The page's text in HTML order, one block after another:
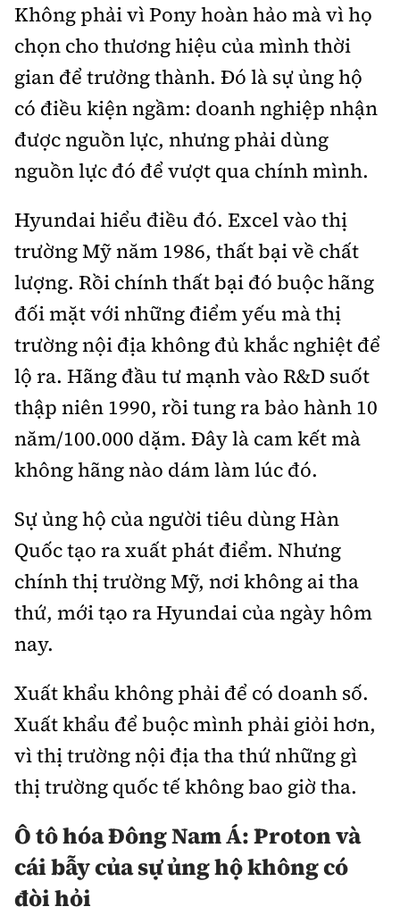
Không phải vì Pony hoàn hảo mà vì họ
chọn cho thương hiệu của mình thời
gian để trưởng thành. Đó là sự ủng hộ
có điều kiện ngầm: doanh nghiệp nhận
được nguồn lực, nhưng phải dùng
nguồn lực đó để vượt qua chính mình.
Hyundai hiểu điều đó. Excel vào thị
trường Mỹ năm 1986, thất bại về chất
lượng. Rồi chính thất bại đó buộc hãng
đối mặt với những điểm yếu mà thị
trường nội địa không đủ khắc nghiệt để
lộ ra. Hãng đầu tư mạnh vào R&D suốt
thập niên 1990, rồi tung ra bảo hành 10
năm/100.000 dặm. Đây là cam kết mà
không hãng nào dám làm lúc đó.
Sự ủng hộ của người tiêu dùng Hàn
Quốc tạo ra xuất phát điểm. Nhưng
chính thị trường Mỹ, nơi không ai tha
thứ, mới tạo ra Hyundai của ngày hôm
nay.
Xuất khẩu không phải để có doanh số.
Xuất khẩu để buộc mình phải giỏi hơn,
vì thị trường nội địa tha thứ những gì
thị trường quốc tế không bao giờ tha.
Ô tô hóa Đông Nam Á: Proton và
cái bẫy của sự ủng hộ không có
đòi hỏi